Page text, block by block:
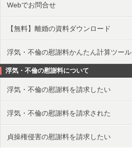
Webでお問合せ
【無料】離婚の資料ダウンロード
浮気・不倫の慰謝料かんたん計算ツール
浮気・不倫の慰謝料について
浮気・不倫の慰謝料を請求したい
浮気・不倫の慰謝料を請求された
貞操権侵害の慰謝料を請求したい